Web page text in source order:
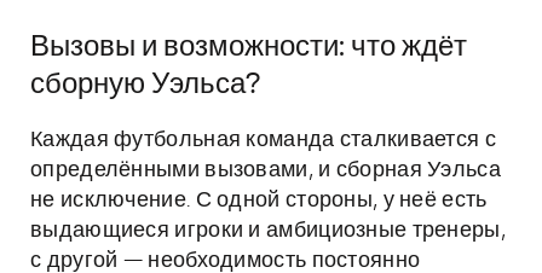
Вызовы и возможности: что ждёт
сборную Уэльса?
Каждая футбольная команда сталкивается с
определёнными вызовами, и сборная Уэльса
не исключение. С одной стороны, у неё есть
выдающиеся игроки и амбициозные тренеры,
с другой — необходимость постоянно